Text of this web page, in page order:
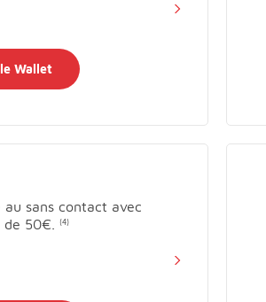
Wallet
au sans contact avec
50€.
(4)